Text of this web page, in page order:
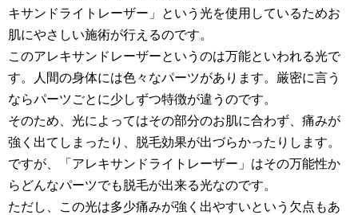
キサンドライトレーザー」という光を使用しているためお
肌にやさしい施術が行えるのです。
このアレキサンドレーザーというのは万能といわれる光で
す。人間の身体には色々なパーツがあります。厳密に言う
ならパーツごとに少しずつ特徴が違うのです。
そのため、光によってはその部分のお肌に合わず、痛みが
強く出てしまったり、脱毛効果が出づらかったりします。
ですが、「アレキサンドライトレーザー」はその万能性か
らどんなパーツでも脱毛が出来る光なのです。
ただし、この光は多少痛みが強く出やすいという欠点もあ